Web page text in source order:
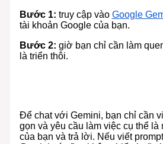
Bước 1: truy cập vào Google
tài khoản Google của bạn.
Bước 2: giờ bạn chỉ cần làm
là triển thôi.
Để chat với Gemini, bạn chỉ cần
gọn và yêu cầu làm việc cụ thể là
của bạn và trả lời. Nếu viết